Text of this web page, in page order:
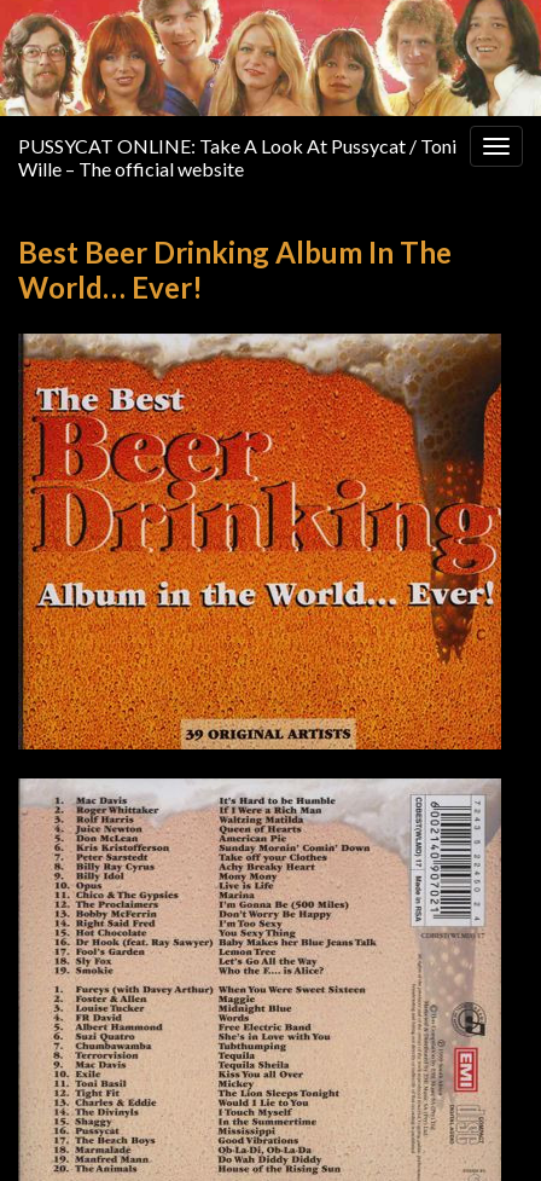
PUSSYCAT ONLINE: Take A Look At Pussycat / Toni
Wille – The official website
Best Beer Drinking Album In The
World… Ever!